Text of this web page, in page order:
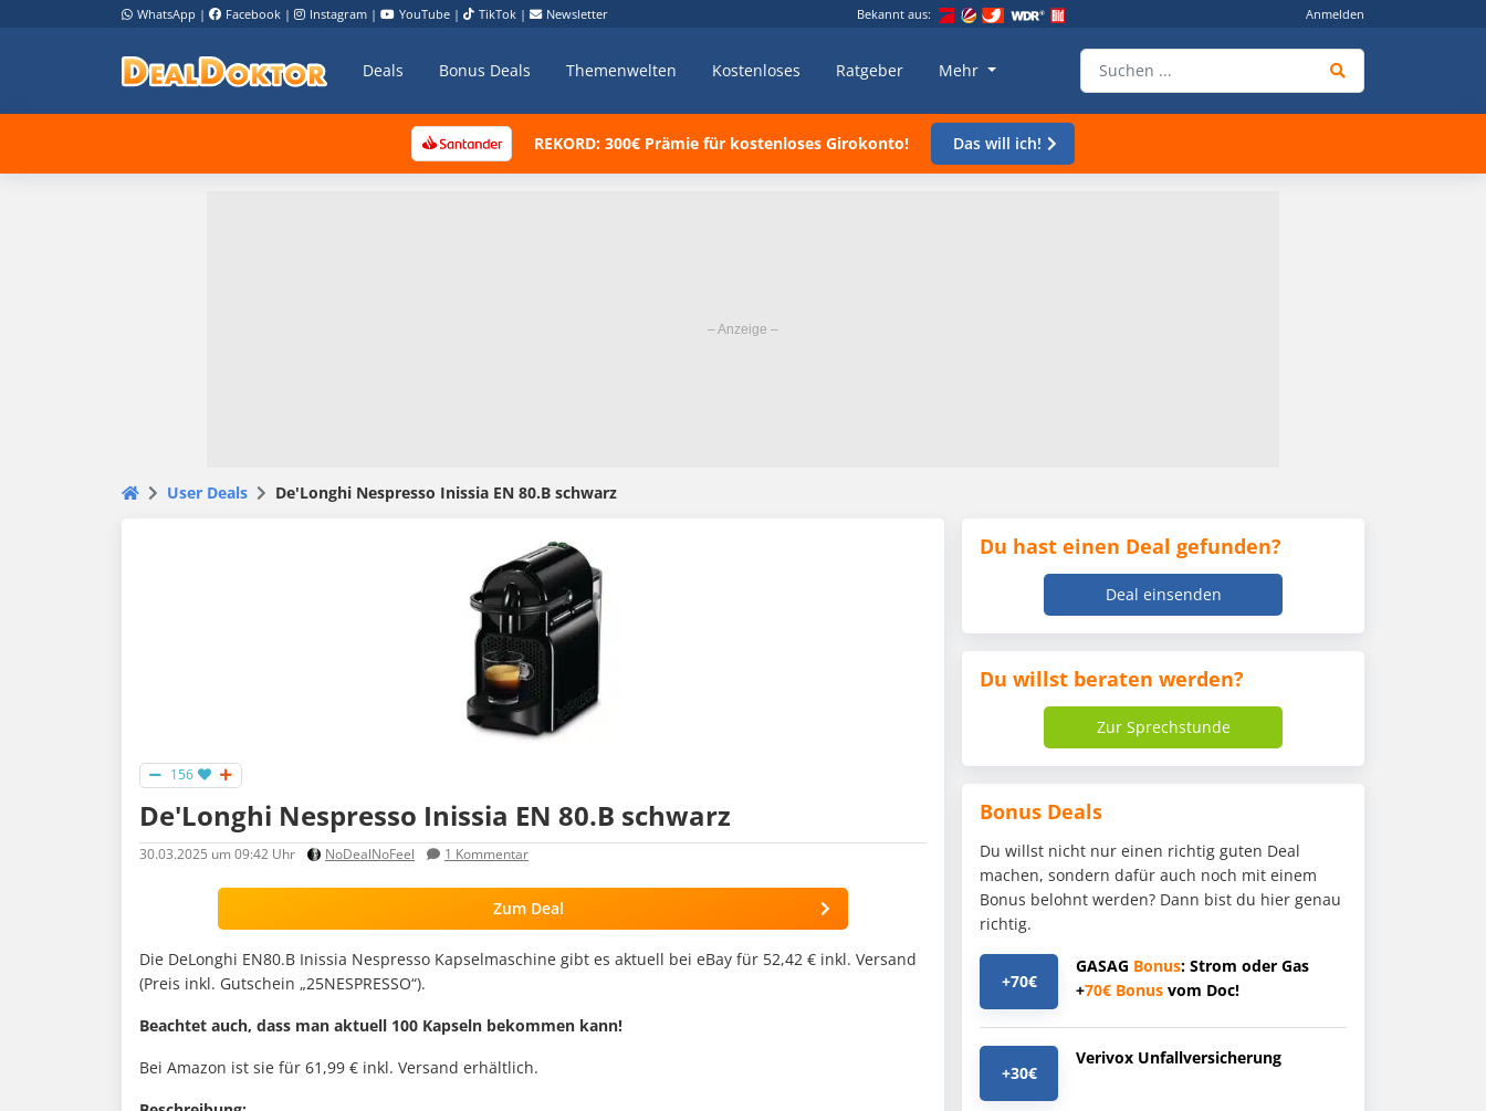
WhatsApp | Facebook | Instagram | YouTube | TikTok | Newsletter Bekannt aus: Anmelden
Deals Bonus Deals Themenwelten Kostenloses Ratgeber Mehr
REKORD: 300€ Prämie für kostenloses Girokonto! Das will ich!
User Deals De'Longhi Nespresso Inissia EN 80.B schwarz
156
De'Longhi Nespresso Inissia EN 80.B schwarz
30.03.2025 um 09:42 Uhr NoDealNoFeel 1 Kommentar
Zum Deal
Die DeLonghi EN80.B Inissia Nespresso Kapselmaschine gibt es aktuell bei eBay für 52,42 € inkl. Versand
(Preis inkl. Gutschein „25NESPRESSO“).
Beachtet auch, dass man aktuell 100 Kapseln bekommen kann!
Bei Amazon ist sie für 61,99 € inkl. Versand erhältlich.
Du hast einen Deal gefunden?
Deal einsenden
Du willst beraten werden?
Zur Sprechstunde
Bonus Deals
Du willst nicht nur einen richtig guten Deal
machen, sondern dafür auch noch mit einem
Bonus belohnt werden? Dann bist du hier genau
richtig.
+70€
GASAG Bonus: Strom oder Gas
+70€ Bonus vom Doc!
+30€
Verivox Unfallversicherung